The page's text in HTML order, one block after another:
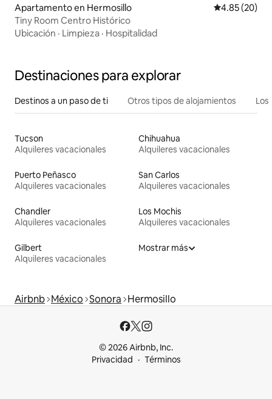
Apartamento en Hermosillo Calificación
4.85 (20)
Tiny Room Centro Histórico
Ubicación · Limpieza · Hospitalidad
Destinaciones para explorar
Destinos a un paso de ti Otros tipos de alojamientos
Tucson
Alquileres vacacionales
Chihuahua
Alquileres vacacionales
Puerto Peñasco
Alquileres vacacionales
San Carlos
Alquileres vacacionales
Chandler
Alquileres vacacionales
Los Mochis
Alquileres vacacionales
Gilbert
Alquileres vacacionales
Mostrar más
Airbnb México Sonora Hermosillo
© 2026 Airbnb, Inc.
Privacidad
Términos